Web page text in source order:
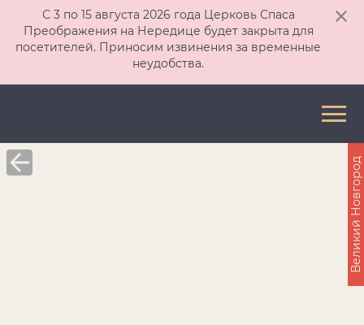
С 3 по 15 августа 2026 года Церковь Спаса
Преображения на Нередице будет закрыта для
посетителей. Приносим извинения за временные
неудобства.
Великий Новгород